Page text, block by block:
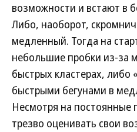
возможности и встают в
Либо, наоборот,
медленный. Тогда на
небольшие пробки из-за
быстрых кластерах,
быстрыми бегунами в
Несмотря на постоянные
трезво оценивать свои